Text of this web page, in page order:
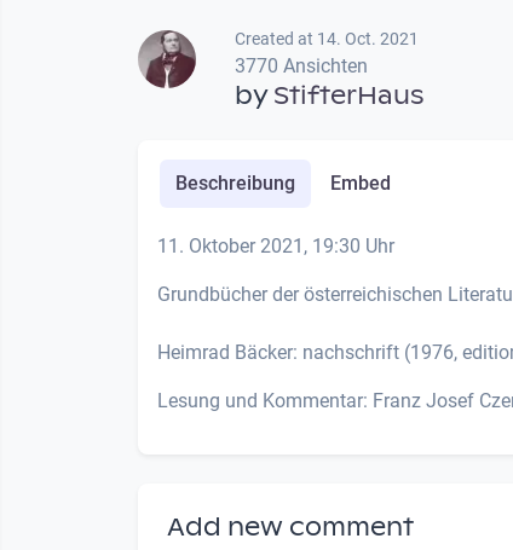
Created at 14. Oct. 2021
3770 Ansichten
byStifterHaus
Beschreibung Embed
11. Oktober 2021, 19:30 Uhr
Grundbücher der österreichischen
Heimrad Bäcker: nachschrift (1976,
Lesung und Kommentar: Franz Josef
Add new comment